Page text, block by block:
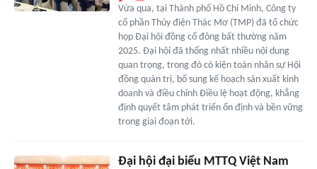
Vừa qua, tại Thành phố Hồ Chí Minh, Công ty
cổ phần Thủy điện Thác Mơ (TMP) đã tổ chức
họp Đại hội đồng cổ đông bất thường năm
2025. Đại hội đã thống nhất nhiều nội dung
quan trọng, trong đó có kiện toàn nhân sự Hội
đồng quản trị, bổ sung kế hoạch sản xuất kinh
doanh và điều chỉnh Điều lệ hoạt động, khẳng
định quyết tâm phát triển ổn định và bền vững
trong giai đoạn tới.
Đại hội đại biểu MTTQ Việt Nam